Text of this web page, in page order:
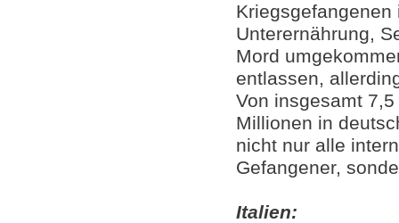
Unterernährung,
Mord
entlassen,
Von insgesamt
Millionen in
nicht nur alle
Gefangener,
Italien: